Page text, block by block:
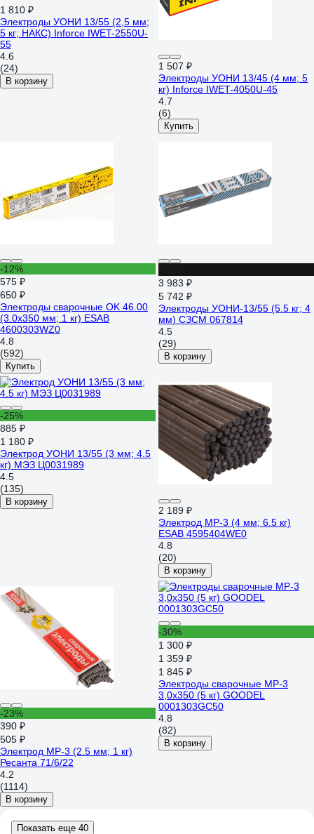
1 810 ₽
Электроды УОНИ 13/55 (2,5 мм;
5 кг; НАКС) Inforce IWET-2550U-
55
4.6
(24)
В корзину
1 507 ₽
Электроды УОНИ 13/45 (4 мм; 5
кг) Inforce IWET-4050U-45
4.7
(6)
Купить
-12%
575 ₽
650 ₽
Электроды сварочные OK 46.00
(3.0х350 мм; 1 кг) ESAB
4600303WZ0
4.8
(592)
Купить
3 983 ₽
5 742 ₽
Электроды УОНИ-13/55 (5.5 кг; 4
мм) СЗСМ 067814
4.5
(29)
В корзину
-25%
885 ₽
1 180 ₽
Электрод УОНИ 13/55 (3 мм; 4.5
кг) МЭЗ Ц0031989
4.5
(135)
В корзину
2 189 ₽
Электрод МР-3 (4 мм; 6.5 кг)
ESAB 4595404WE0
4.8
(20)
В корзину
-23%
390 ₽
505 ₽
Электрод МР-3 (2.5 мм; 1 кг)
Ресанта 71/6/22
4.2
(1114)
В корзину
-30%
1 300 ₽
1 359 ₽
1 845 ₽
Электроды сварочные МР-3
3,0х350 (5 кг) GOODEL
0001303GC50
4.8
(82)
В корзину
Показать еще 40